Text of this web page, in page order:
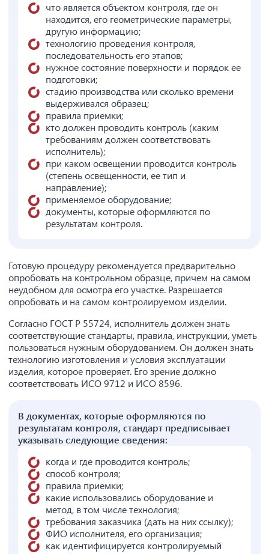
что является объектом контроля, где он
находится, его геометрические параметры,
другую информацию;
технологию проведения контроля,
последовательность его этапов;
нужное состояние поверхности и порядок ее
подготовки;
стадию производства или сколько времени
выдерживался образец;
правила приемки;
кто должен проводить контроль (каким
требованиям должен соответствовать
исполнитель);
при каком освещении проводится контроль
(степень освещенности, ее тип и
направление);
применяемое оборудование;
документы, которые оформляются по
результатам контроля.
Готовую процедуру рекомендуется предварительно
опробовать на контрольном образце, причем на самом
неудобном для осмотра его участке. Разрешается
опробовать и на самом контролируемом изделии.
Согласно ГОСТ Р 55724, исполнитель должен знать
соответствующие стандарты, правила, инструкции, уметь
пользоваться нужным оборудованием. Он должен знать
технологию изготовления и условия эксплуатации
изделия, которое проверяет. Его зрение должно
соответствовать ИСО 9712 и ИСО 8596.
В документах, которые оформляются по
результатам контроля, стандарт предписывает
указывать следующие сведения:
когда и где проводится контроль;
способ контроля;
правила приемки;
какие использовались оборудование и
метод, в том числе технология;
требования заказчика (дать на них ссылку);
ФИО исполнителя, его организация;
как идентифицируется контролируемый